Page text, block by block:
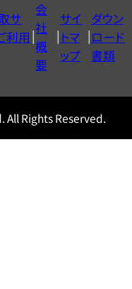
サ
利用
会
社
概
要
サイ
トマ
ップ
ダウン
ロード
書類
All Rights Reserved.